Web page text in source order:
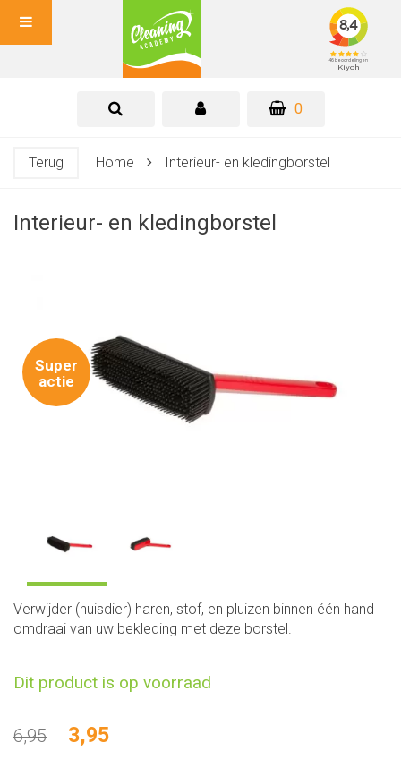
0
Terug Home Interieur- en kledingborstel
Interieur- en kledingborstel
Super
actie
Verwijder (huisdier) haren, stof, en pluizen binnen één hand
omdraai van uw bekleding met deze borstel.
Dit product is op voorraad
6,95 3,95